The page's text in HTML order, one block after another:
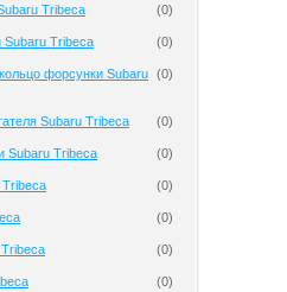
Tribeca (0)
Subaru Tribeca (0)
форсунки Subaru (0)
Subaru Tribeca (0)
Subaru Tribeca (0)
Tribeca (0)
(0)
(0)
(0)